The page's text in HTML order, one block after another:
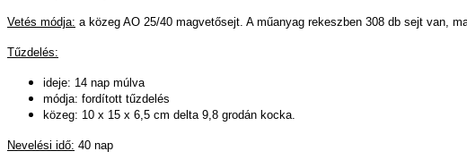
Vetés módja: a közeg AO 25/40 magvetősejt. A műanyag rekeszben 308 db sejt van,
Tűzdelés:
ideje: 14 nap múlva
módja: fordított tűzdelés
közeg: 10 x 15 x 6,5 cm delta 9,8 grodán kocka.
Nevelési idő: 40 nap